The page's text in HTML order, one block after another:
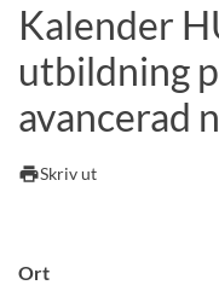
Kalender
utbildning
avancerad
printSkriv ut
Ort